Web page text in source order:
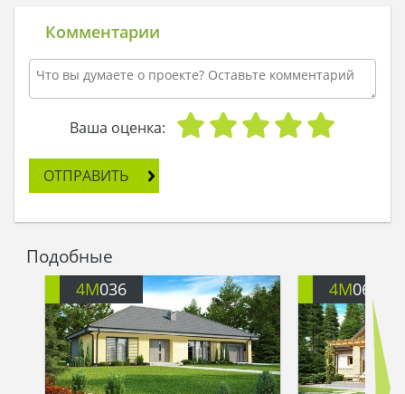
Комментарии
Ваша оценка:
ОТПРАВИТЬ
Подобные
4M036 4M068